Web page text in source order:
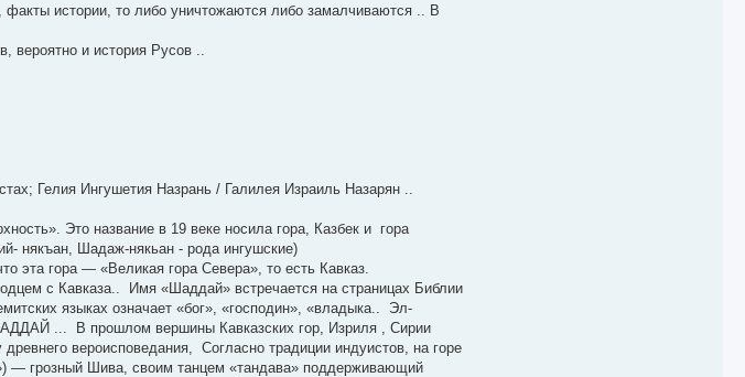
истории, то либо уничтожаются либо замалчиваются .. В
вероятно и история Русов ..
Гелия Ингушетия Назрань / Галилея Израиль Назарян ..
Это название в 19 веке носила гора, Казбек и гора
някъан, Шадаж-някьан - рода ингушские)
эта гора — «Великая гора Севера», то есть Кавказ.
с Кавказа.. Имя «Шаддай» встречается на страницах Библии
языках означает «бог», «господин», «владыка.. Эл-
... В прошлом вершины Кавказских гор, Изриля , Сирии
вероисповедания, Согласно традиции индуистов, на горе
— грозный Шива, своим танцем «тандава» поддерживающий